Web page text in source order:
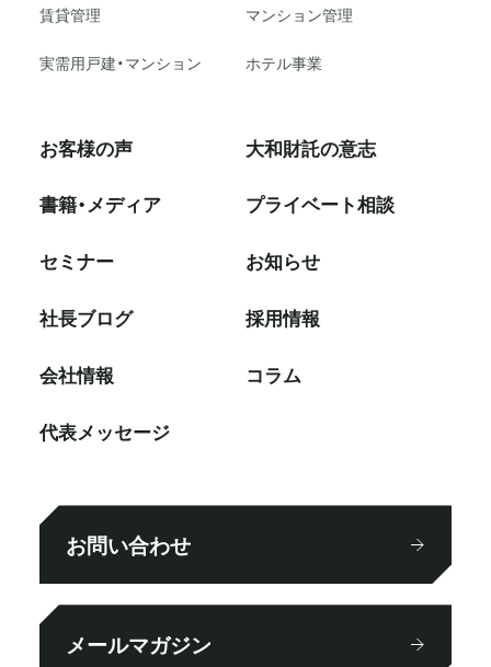
賃貸管理
マンション管理
実需用戸建・マンション
ホテル事業
お客様の声
書籍・メディア
セミナー
社⻑ブログ
会社情報
代表メッセージ
大和財託の意志
プライベート相談
お知らせ
採⽤情報
コラム
お問い合わせ
メールマガジン